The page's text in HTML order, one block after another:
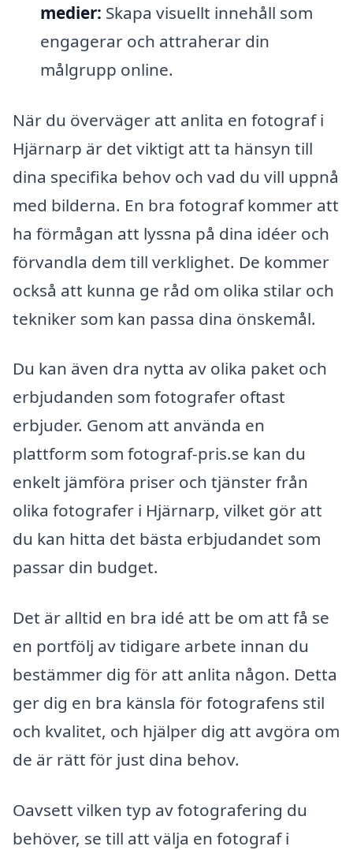
medier: Skapa visuellt innehåll som
engagerar och attraherar din
målgrupp online.
När du överväger att anlita en fotograf i
Hjärnarp är det viktigt att ta hänsyn till
dina specifika behov och vad du vill uppnå
med bilderna. En bra fotograf kommer att
ha förmågan att lyssna på dina idéer och
förvandla dem till verklighet. De kommer
också att kunna ge råd om olika stilar och
tekniker som kan passa dina önskemål.
Du kan även dra nytta av olika paket och
erbjudanden som fotografer oftast
erbjuder. Genom att använda en
plattform som fotograf-pris.se kan du
enkelt jämföra priser och tjänster från
olika fotografer i Hjärnarp, vilket gör att
du kan hitta det bästa erbjudandet som
passar din budget.
Det är alltid en bra idé att be om att få se
en portfölj av tidigare arbete innan du
bestämmer dig för att anlita någon. Detta
ger dig en bra känsla för fotografens stil
och kvalitet, och hjälper dig att avgöra om
de är rätt för just dina behov.
Oavsett vilken typ av fotografering du
behöver, se till att välja en fotograf i